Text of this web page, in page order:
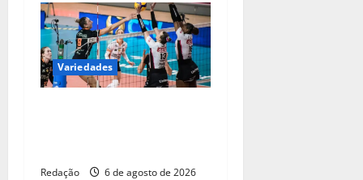
Variedades
Redação 6 de agosto de 2026